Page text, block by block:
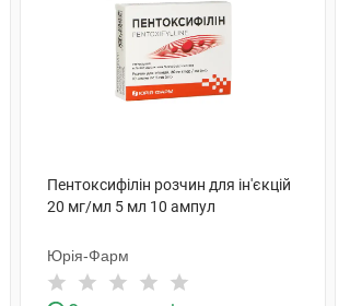
Пентоксифілін розчин для ін'єкцій
20 мг/мл 5 мл 10 ампул
Юрія-Фарм